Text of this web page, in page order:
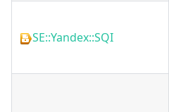
SE::Yandex::SQI